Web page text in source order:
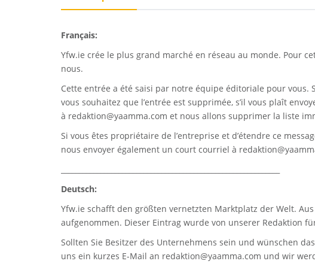
Français:
Yfw.ie crée le plus grand marché en réseau au monde. Pour
nous.
Cette entrée a été saisi par notre équipe éditoriale pour vous.
vous souhaitez que l’entrée est supprimée, s’il vous plaît
à redaktion@yaamma.com et nous allons supprimer la liste
Si vous êtes propriétaire de l’entreprise et d’étendre ce
nous envoyer également un court courriel à
Deutsch:
Yfw.ie schafft den größten vernetzten Marktplatz der Welt.
aufgenommen. Dieser Eintrag wurde von unserer Redaktion
Sollten Sie Besitzer des Unternehmens sein und wünschen
uns ein kurzes E-Mail an redaktion@yaamma.com und wir